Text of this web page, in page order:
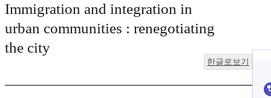
Immigration and integration in
urban communities : renegotiating
the city
한글로보기